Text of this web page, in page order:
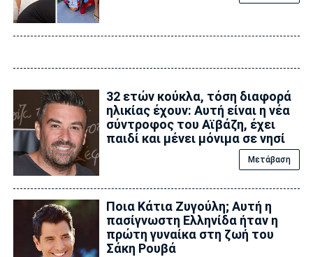
32 ετών κούκλα, τόση διαφορά
ηλικίας έχουν: Αυτή είναι η νέα
σύντροφος του Αϊβάζη, έχει
παιδί και μένει μόνιμα σε νησί
Μετάβαση
Ποια Κάτια Ζυγούλη; Αυτή η
πασίγνωστη Ελληνίδα ήταν η
πρώτη γυναίκα στη ζωή του
Σάκη Ρουβά